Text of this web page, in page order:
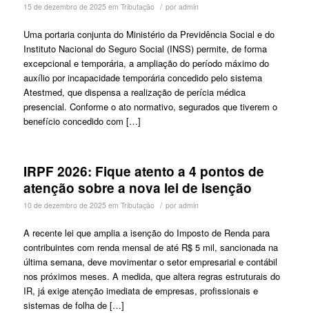
15 de dezembro de 2025 em Tributação / por admin
Uma portaria conjunta do Ministério da Previdência Social e do
Instituto Nacional do Seguro Social (INSS) permite, de forma
excepcional e temporária, a ampliação do período máximo do
auxílio por incapacidade temporária concedido pelo sistema
Atestmed, que dispensa a realização de perícia médica
presencial. Conforme o ato normativo, segurados que tiverem o
benefício concedido com […]
IRPF 2026: Fique atento a 4 pontos de
atenção sobre a nova lei de isenção
10 de dezembro de 2025 em Tributação / por admin
A recente lei que amplia a isenção do Imposto de Renda para
contribuintes com renda mensal de até R$ 5 mil, sancionada na
última semana, deve movimentar o setor empresarial e contábil
nos próximos meses. A medida, que altera regras estruturais do
IR, já exige atenção imediata de empresas, profissionais e
sistemas de folha de […]